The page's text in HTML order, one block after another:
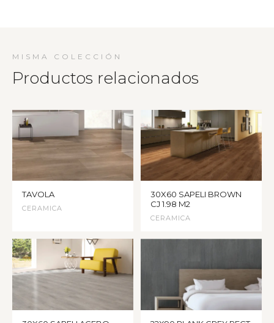
MISMA COLECCIÓN
Productos relacionados
TAVOLA
CERAMICA
30X60 SAPELI BROWN
CJ 1.98 M2
CERAMICA